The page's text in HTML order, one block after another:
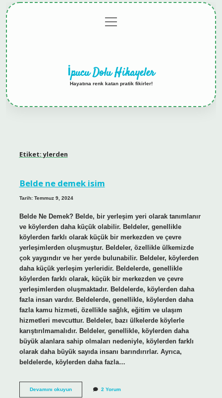
menüyü
aç
İpucu Dolu Hikayeler
Hayatına renk katan pratik fikirler!
Etiket:ylerden
Belde ne demek isim
Tarih: Temmuz 9, 2024
Belde Ne Demek? Belde, bir yerleşim yeri olarak tanımlanır
ve köylerden daha küçük olabilir. Beldeler, genellikle
köylerden farklı olarak küçük bir merkezden ve çevre
yerleşimlerden oluşmuştur. Beldeler, özellikle ülkemizde
çok yaygındır ve her yerde bulunabilir. Beldeler, köylerden
daha küçük yerleşim yerleridir. Beldelerde, genellikle
köylerden farklı olarak, küçük bir merkezden ve çevre
yerleşimlerden oluşmaktadır. Beldelerde, köylerden daha
fazla insan vardır. Beldelerde, genellikle, köylerden daha
fazla kamu hizmeti, özellikle sağlık, eğitim ve ulaşım
hizmetleri mevcuttur. Beldeler, bazı ülkelerde köylerle
karıştırılmamalıdır. Beldeler, genellikle, köylerden daha
büyük alanlara sahip olmaları nedeniyle, köylerden farklı
olarak daha büyük sayıda insanı barındırırlar. Ayrıca,
beldelerde, köylerden daha fazla…
Devamını okuyunBelde
2 Yorum